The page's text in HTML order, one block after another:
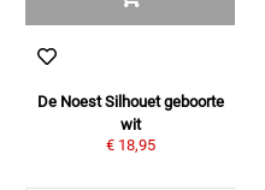
De Noest Silhouet geboorte
wit
€ 18,95